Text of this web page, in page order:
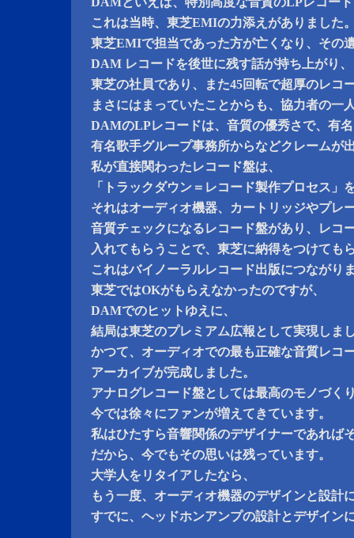
これは当時、東芝EMIの力添えがありました
東芝EMIで担当であった方が亡くなり、その
DAM レコードを後世に残す話が持ち上がり、
東芝の社員であり、また45回転で超厚のレコ
まさにはまっていたことからも、協力者の一
DAMのLPレコードは、音質の優秀さで、有
有名歌手グループ事務所からなどクレームが
私が直接関わったレコード盤は、
「トラックダウン＝レコード製作プロセス」
それはオーディオ機器、カートリッジやプレ
音質チェックになるレコード盤があり、レコ
入れてもらうことで、東芝に納得をつけても
これはバイノーラルレコード出版につながり
東芝ではOKがもらえなかったのですが、
DAMでのヒットゆえに、
結局は東芝のプレミアム広報として実現しま
かつて、オーディオでの最も正確な音質レコ
アーカイブが完成しました。
アナログレコード盤としては最高のモノづく
今では徐々にファンが増えてきています。
私はひたすら音響関係のデザイナーであれば
だから、今でもその思いは残っています。
大学人をリタイアしたなら、
もう一度、オーディオ機器のデザインと設計
すでに、ヘッドホンアンプの設計とデザイン